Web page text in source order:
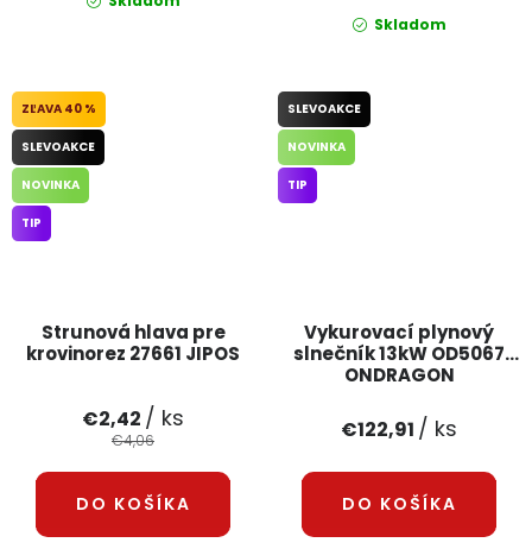
Skladom
Strunová hlava pre
krovinorez 27661 JIPOS
40 %
SLEVOAKCE
NOVINKA
TIP
€2,42 / ks
€4,06
DO KOŠÍKA
Vykurovací plynový
slnečník 13kW OD5067
ONDRAGON
SLEVOAKCE
NOVINKA
TIP
€122,91 / ks
DO KOŠÍKA